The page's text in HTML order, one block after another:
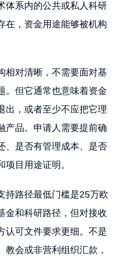
体系内的公共或私人科研
在，资金用途能够被机构
相对清晰，不需要面对基
。但它通常也意味着资金
出，或者至少不应把它理
产品。申请人需要提前确
、是否有管理成本、是否
目用途证明。
持路径最低门槛是25万欧
金和科研路径，但对接收
认可文件要求更细。不是
教会或非营利组织汇款，